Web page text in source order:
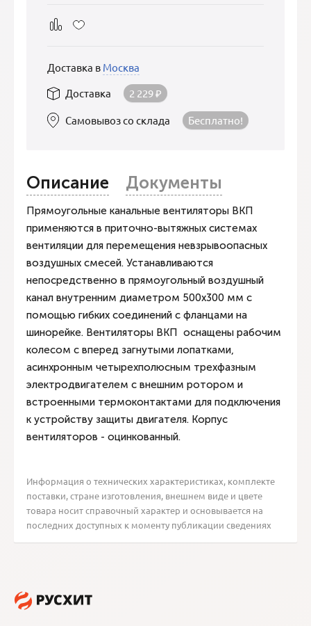
Доставка в Москва
Доставка
2 229₽
Самовывоз со склада Бесплатно!
Описание Документы
Прямоугольные канальные вентиляторы ВКП
применяются в приточно-вытяжных системах
вентиляции для перемещения невзрывоопасных
воздушных смесей. Устанавливаются
непосредственно в прямоугольный воздушный
канал внутренним диаметром 500х300 мм с
помощью гибких соединений с фланцами на
шинорейке. Вентиляторы ВКП оснащены рабочим
колесом с вперед загнутыми лопатками,
асинхронным четырехполюсным трехфазным
электродвигателем с внешним ротором и
встроенными термоконтактами для подключения
к устройству защиты двигателя. Корпус
вентиляторов - оцинкованный.
Информация о технических характеристиках, комплекте
поставки, стране изготовления, внешнем виде и цвете
товара носит справочный характер и основывается на
последних доступных к моменту публикации сведениях